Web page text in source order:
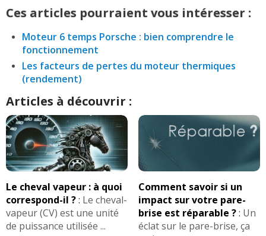
Ces articles pourraient vous intéresser :
Moteur 6 temps Porsche : bien comprendre le
fonctionnement
Les facteurs de pertes du moteur thermiques
(rendement)
Articles à découvrir :
Le cheval vapeur : à quoi
correspond-il ?: Le cheval-
vapeur (CV) est une unité
de puissance utilisée ...
Comment savoir si un
impact sur votre pare-
brise est réparable ?: Un
éclat sur le pare-brise, ça